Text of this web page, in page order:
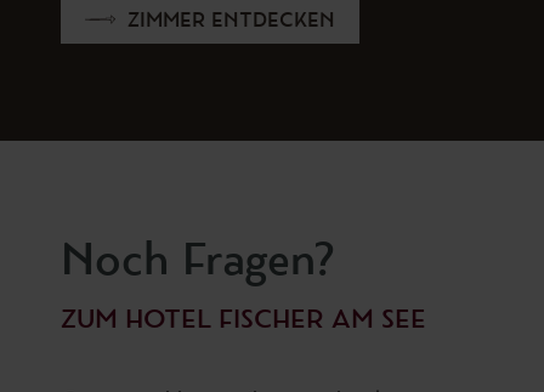
ZIMMER ENTDECKEN
Noch Fragen?
ZUM HOTEL FISCHER AM SEE